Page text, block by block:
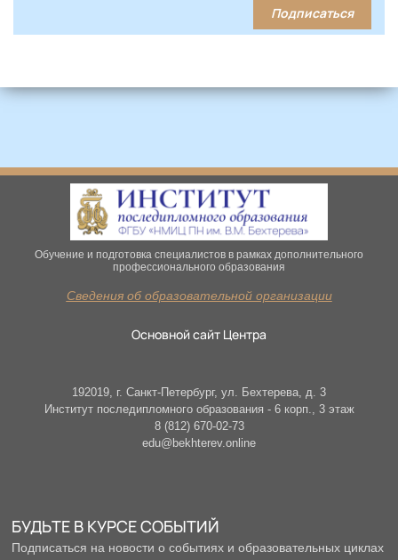
Подписаться
Обучение и подготовка специалистов в рамках дополнительного
профессионального образования
Сведения об образовательной организации
Основной сайт Центра
192019, г. Санкт-Петербург, ул. Бехтерева, д. 3
Институт последипломного образования - 6 корп., 3 этаж
8 (812) 670-02-73
edu@bekhterev.online
БУДЬТЕ В КУРСЕ СОБЫТИЙ
Подписаться на новости о событиях и образовательных циклах